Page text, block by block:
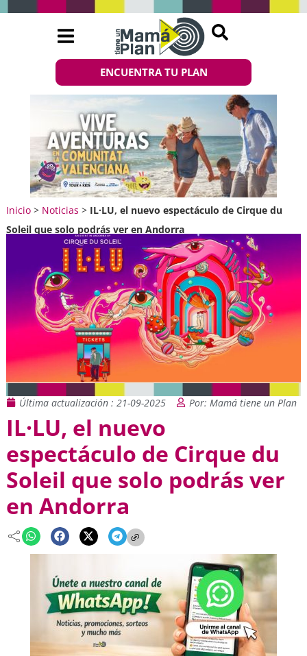
ENCUENTRA TU PLAN
Inicio> Noticias > IL·LU, el nuevo espectáculo de Cirque du
Soleil que solo podrás ver en Andorra
Última actualización : 21-09-2025 Por: Mamá tiene un Plan
IL·LU, el nuevo
espectáculo de Cirque du
Soleil que solo podrás ver
en Andorra